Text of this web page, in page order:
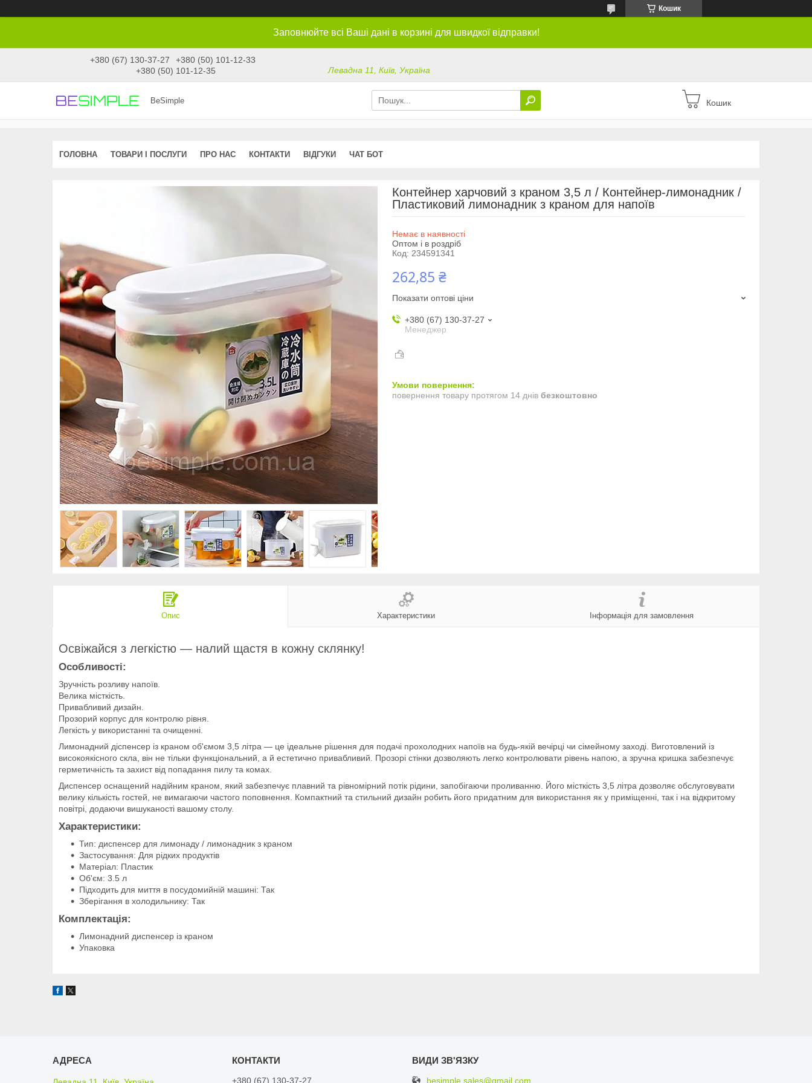
Кошик
Заповнюйте всі Ваші дані в корзині для швидкої відправки!
+380 (67) 130-37-27
+380 (50) 101-12-33
+380 (50) 101-12-35
Левадна 11, Київ, Україна
BeSimple Кошик
ГОЛОВНА ТОВАРИ І ПОСЛУГИ ПРО НАС КОНТАКТИ ВІДГУКИ ЧАТ БОТ
Контейнер харчовий з краном 3,5 л / Контейнер-лимонадник /
Пластиковий лимонадник з краном для напоїв
Немає в наявності
Оптом і в роздріб
Код: 234591341
262,85 ₴
Показати оптові ціни
+380 (67) 130-37-27
Менеджер
повернення товару протягом 14 днів безкоштовно
Опис Характеристики Інформація для замовлення
Освіжайся з легкістю — налий щастя в кожну склянку!
Особливості:
Зручність розливу напоїв.
Велика місткість.
Привабливий дизайн.
Прозорий корпус для контролю рівня.
Легкість у використанні та очищенні.
Лимонадний діспенсер із краном об'ємом 3,5 літра — це ідеальне рішення для подачі прохолодних напоїв на будь-якій вечірці чи сімейному заході. Виготовлений із
високоякісного скла, він не тільки функціональний, а й естетично привабливий. Прозорі стінки дозволяють легко контролювати рівень напою, а зручна кришка забезпечує
герметичність та захист від попадання пилу та комах.
Диспенсер оснащений надійним краном, який забезпечує плавний та рівномірний потік рідини, запобігаючи проливанню. Його місткість 3,5 літра дозволяє обслуговувати
велику кількість гостей, не вимагаючи частого поповнення. Компактний та стильний дизайн робить його придатним для використання як у приміщенні, так і на відкритому
повітрі, додаючи вишуканості вашому столу.
Характеристики:
Тип: диспенсер для лимонаду / лимонадник з краном
Застосування: Для рідких продуктів
Матеріал: Пластик
Об'єм: 3.5 л
Підходить для миття в посудомийній машині: Так
Зберігання в холодильнику: Так
Комплектація:
Лимонадний диспенсер із краном
Упаковка
+380 (67) 130-37-27 besimple.sales@gmail.com